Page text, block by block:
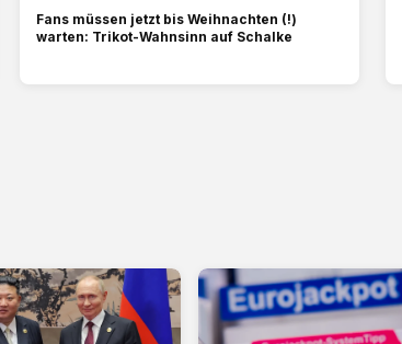
Fans müssen jetzt bis Weihnachten (!)
warten: Trikot-Wahnsinn auf Schalke